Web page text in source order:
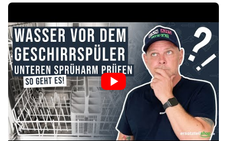
Bosch
Bosch
Bosch